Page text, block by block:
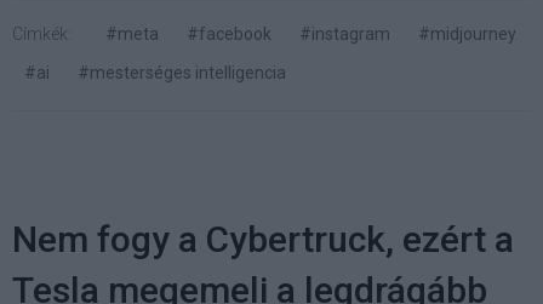
Címkék: #meta #facebook #instagram
#midjourney
#ai
#mesterséges intelligencia
Nem fogy a Cybertruck, ezért a
Tesla megemeli a legdrágább